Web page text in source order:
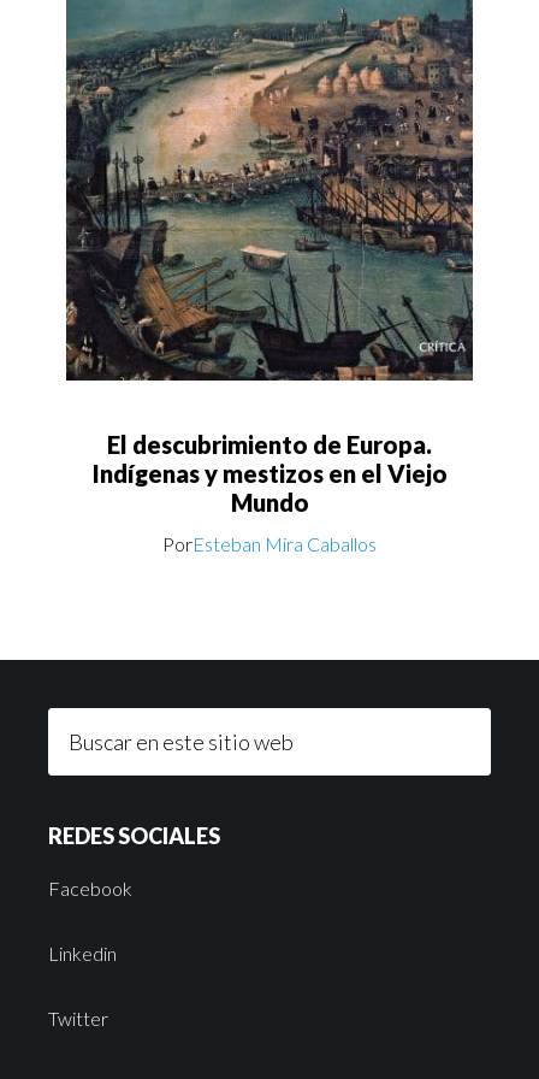
El descubrimiento de Europa.
Indígenas y mestizos en el Viejo
Mundo
PorEsteban Mira Caballos
REDES SOCIALES
Facebook
Linkedin
Twitter